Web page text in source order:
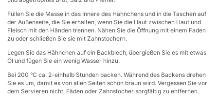
Füllen Sie die Masse in das Innere des Hähnchens und in die Taschen auf
der Außenseite, die Sie erhalten, wenn Sie die Haut zwischen Haut und
Fleisch mit den Händen trennen. Nähen Sie die Öffnung mit einem Faden
zu oder schließen Sie sie mit Zahnstochern.
Legen Sie das Hähnchen auf ein Backblech, übergießen Sie es mit etwas
Öl und fügen Sie ein wenig Wasser hinzu.
Bei 200 °C ca. 2-einhalb Stunden backen. Während des Backens drehen
Sie es um, damit es von allen Seiten schön braun wird. Vergessen Sie vor
dem Servieren nicht, Fäden oder Zahnstocher sorgfältig zu entfernen.